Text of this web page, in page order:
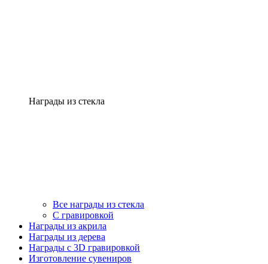
Награды из стекла
Все награды из стекла
С гравировкой
Награды из акрила
Награды из дерева
Награды с 3D гравировкой
Изготовление сувениров